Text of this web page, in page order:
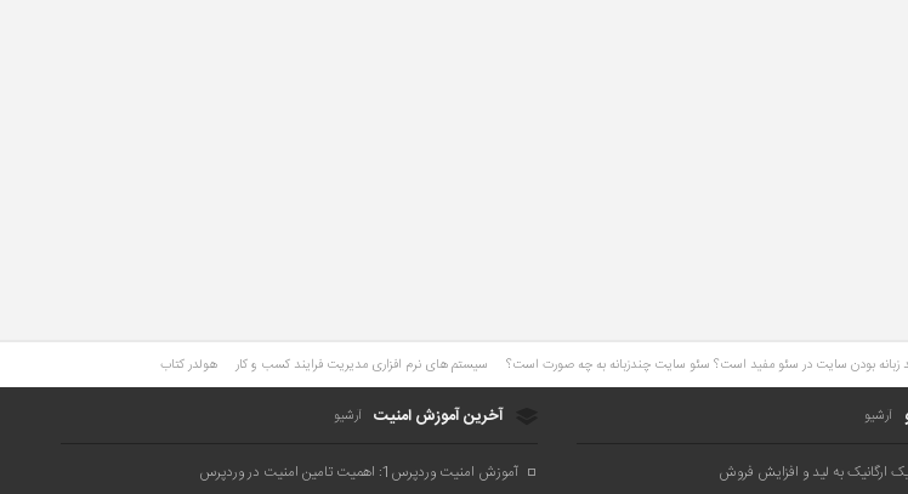
زبانه بودن سایت در سئو مفید است؟ سئو سایت چندزبانه به چه صورت است؟ سیستم های نرم افزاری مدیریت فرایند کسب و کار هولدر کتاب
آرشیو آخرین آموزش امنیت آرشیو
آموزش امنیت وردپرس1: اهمیت تامین امنیت در وردپرس